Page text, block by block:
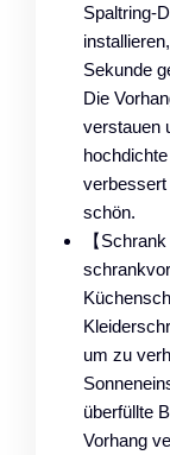
Spaltring-
Sekunde
Die
verstauen
schön.
【
um zu
überfüllte
Vorhang